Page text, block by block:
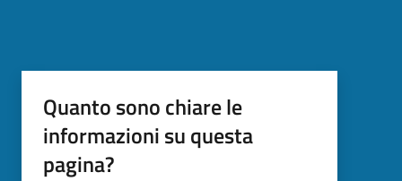
Quanto sono chiare le
informazioni su questa
pagina?